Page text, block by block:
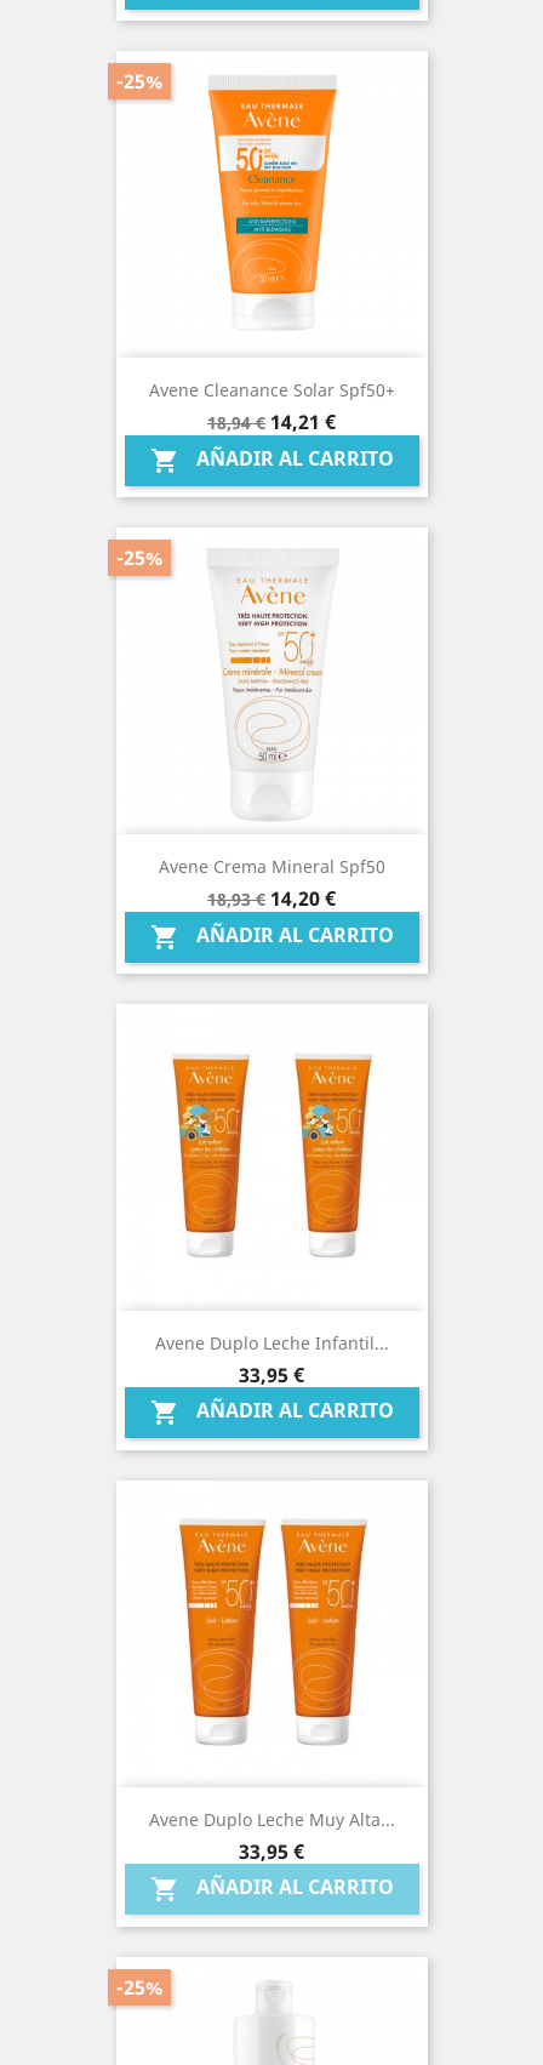
Avene Cleanance Solar Spf50+
Precio
base
18,94 €
-25%
Precio
14,21 €
 AÑADIR AL CARRITO
Avene Crema Mineral Spf50
Precio
base
18,93 €
-25%
Precio
14,20 €
 AÑADIR AL CARRITO
Avene Duplo Leche Infantil...
Precio
33,95 €
 AÑADIR AL CARRITO
Avene Duplo Leche Muy Alta...
Precio
33,95 €
 AÑADIR AL CARRITO
-25%